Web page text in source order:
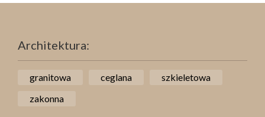
Architektura:
granitowa ceglana
szkieletowa
zakonna